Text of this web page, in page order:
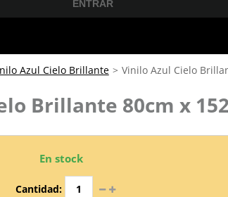
ENTRAR
Azul Cielo Brillante > Vinilo Azul Cielo
Brillante 80cm x
En stock
Cantidad: